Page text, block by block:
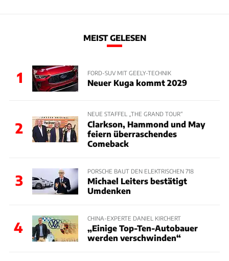
MEIST GELESEN
1 FORD-SUV MIT GEELY-TECHNIK
Neuer Kuga kommt 2029
2
NEUE STAFFEL „THE GRAND TOUR“
Clarkson, Hammond und May
feiern überraschendes
Comeback
3
PORSCHE BAUT DEN ELEKTRISCHEN 718
Michael Leiters bestätigt
Umdenken
4
CHINA-EXPERTE DANIEL KIRCHERT
„Einige Top-Ten-Autobauer
werden verschwinden“